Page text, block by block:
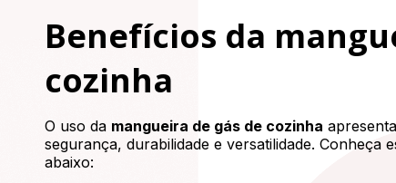
Benefícios da
cozinha
O uso da mangueira de gás de cozinha
segurança, durabilidade e versatilidade. Conheça
abaixo: